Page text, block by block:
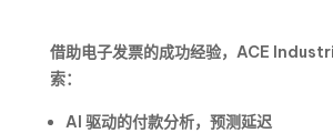
借助电子发票的成功经验，ACE
索：
AI 驱动的付款分析，预测延迟